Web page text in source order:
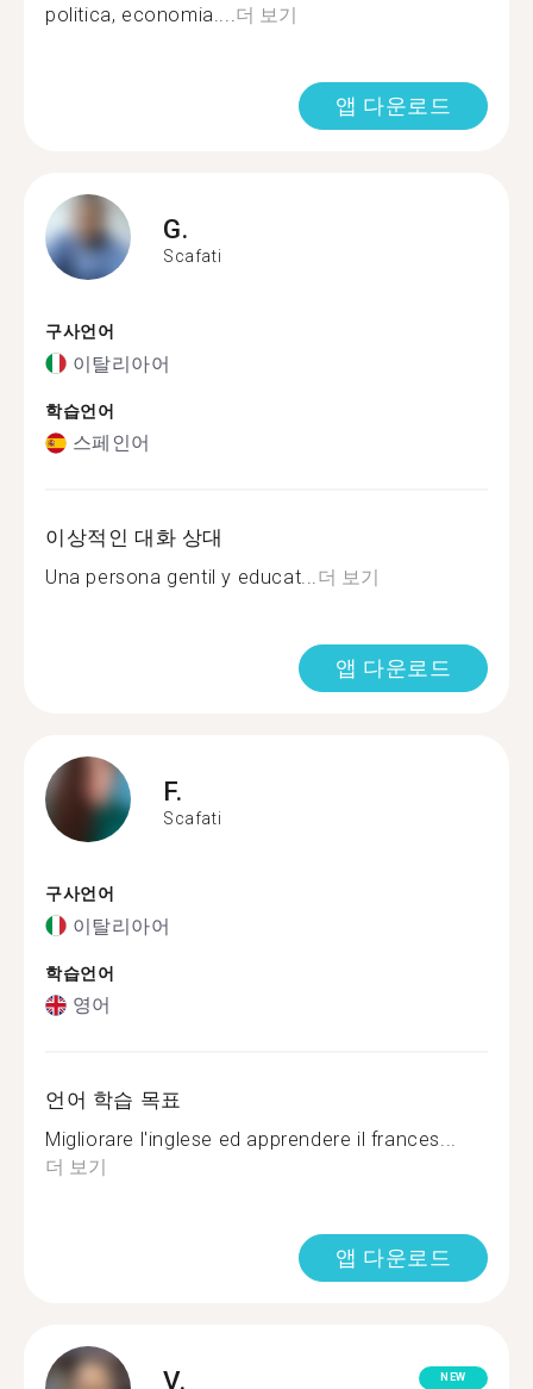
politica, economia....더 보기
앱 다운로드
G.
Scafati
구사언어
이탈리아어
학습언어
스페인어
이상적인 대화 상대
Una persona gentil y educat...더 보기
앱 다운로드
F.
Scafati
구사언어
이탈리아어
학습언어
영어
언어 학습 목표
Migliorare l'inglese ed apprendere il frances...
더 보기
앱 다운로드
V. NEW